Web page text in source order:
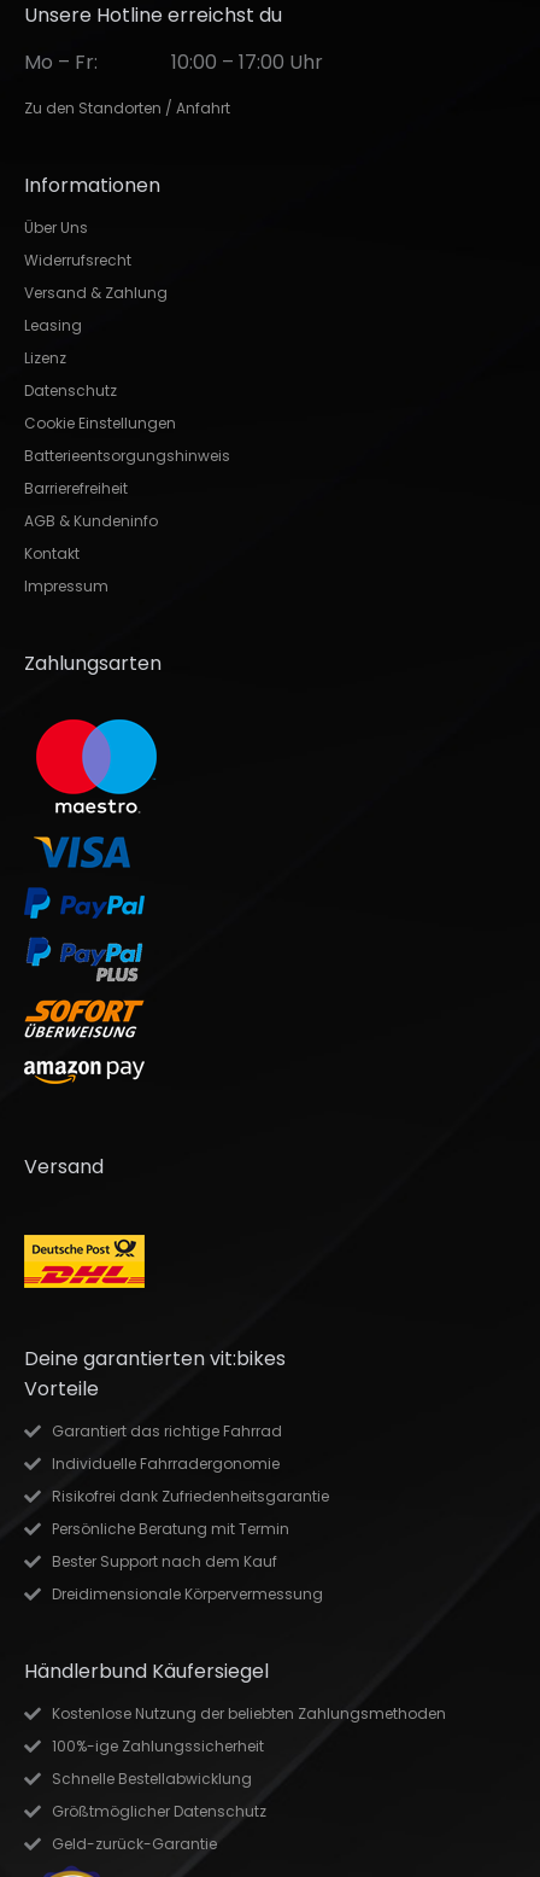
Unsere Hotline erreichst du
Mo – Fr:
10:00 – 17:00 Uhr
Zu den Standorten / Anfahrt
Informationen
Über Uns
Widerrufsrecht
Versand & Zahlung
Leasing
Lizenz
Datenschutz
Cookie Einstellungen
Batterieentsorgungshinweis
Barrierefreiheit
AGB & Kundeninfo
Kontakt
Impressum
Zahlungsarten
Versand
Deine garantierten vit:bikes
Vorteile
Garantiert das richtige Fahrrad
Individuelle Fahrradergonomie
Risikofrei dank Zufriedenheitsgarantie
Persönliche Beratung mit Termin
Bester Support nach dem Kauf
Dreidimensionale Körpervermessung
Händlerbund Käufersiegel
Kostenlose Nutzung der beliebten Zahlungsmethoden
100%-ige Zahlungssicherheit
Schnelle Bestellabwicklung
Größtmöglicher Datenschutz
Geld-zurück-Garantie